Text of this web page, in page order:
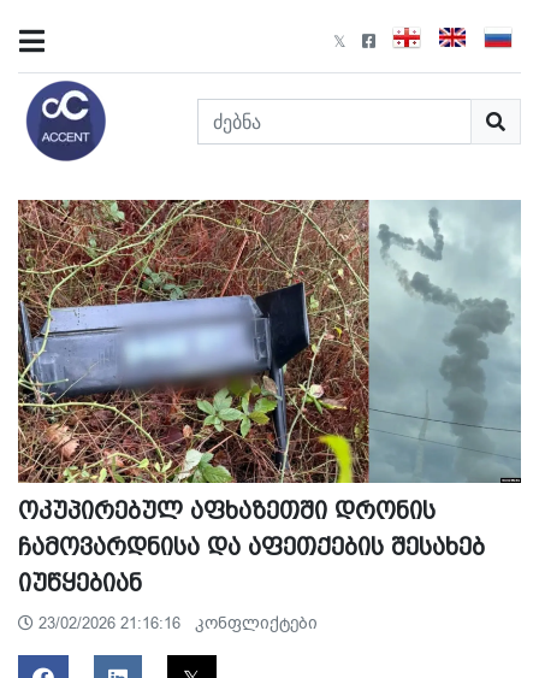
ოკუპირებულ აფხაზეთში დრონის
ჩამოვარდნისა და აფეთქების შესახებ
იუწყებიან
23/02/2026 21:16:16 კონფლიქტები